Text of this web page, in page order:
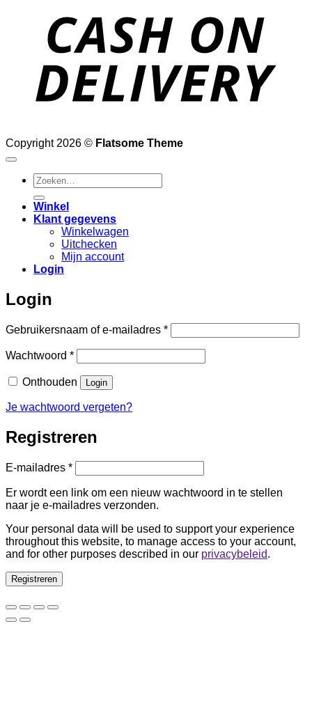
Copyright 2026 © Flatsome Theme
Zoeken
naar:
Winkel
Klant gegevens
Winkelwagen
Uitchecken
Mijn account
Login
Login
Gebruikersnaam of e-mailadres *Vereist
Wachtwoord *Vereist
Onthouden Login
Je wachtwoord vergeten?
Registreren
E-mailadres *Vereist
Er wordt een link om een nieuw wachtwoord in te stellen
naar je e-mailadres verzonden.
Your personal data will be used to support your experience
throughout this website, to manage access to your account,
and for other purposes described in our privacybeleid.
Registreren